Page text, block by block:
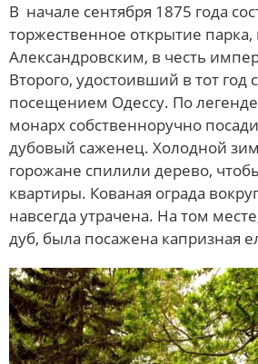
В начале сентября 1875 года
торжественное открытие парка,
Александровским, в честь
Второго, удостоивший в тот год
посещением Одессу. По
монарх собственноручно
дубовый саженец. Холодной
горожане спилили дерево,
квартиры. Кованая ограда
навсегда утрачена. На том
дуб, была посажена капризная